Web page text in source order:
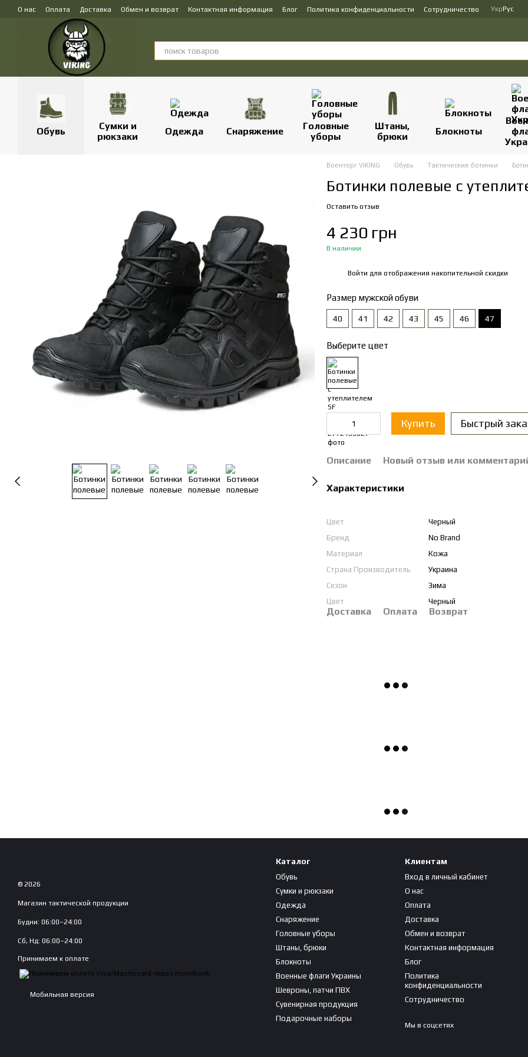
Перейти к основному контенту
О нас Оплата Доставка Обмен и возврат Контактная информация Блог Политика конфиденциальности Сотрудничество УкрРус
Обувь
Сумки и
рюкзаки
Одежда Снаряжение
Головные
уборы
Штаны,
брюки
Блокноты
Военторг VIKING Обувь Тактические ботинки
Ботинки полевые с
Оставить отзыв
4 230 грн
В наличии
Войти для отображения накопительной скидки
Размер мужской обуви
40 41 42 43 45 46 47
Выберите цвет
Купить Быстрый
Описание Новый отзыв или
Характеристики
Цвет
Черный
Бренд
No Brand
Материал
Кожа
Страна Производитель
Украина
Сезон
Зима
Цвет
Черный
Доставка Оплата Возврат
© 2026
Магазин тактической продукции
Будни: 06:00–24:00
Сб, Нд: 06:00–24:00
Принимаем к оплате
Мобильная версия
Каталог
Обувь
Сумки и рюкзаки
Одежда
Снаряжение
Головные уборы
Штаны, брюки
Блокноты
Военные флаги Украины
Шевроны, патчи ПВХ
Сувенирная продукция
Подарочные наборы
Клиентам
Вход в личный кабинет
О нас
Оплата
Доставка
Обмен и возврат
Контактная информация
Блог
Политика
конфиденциальности
Сотрудничество
Мы в соцсетях